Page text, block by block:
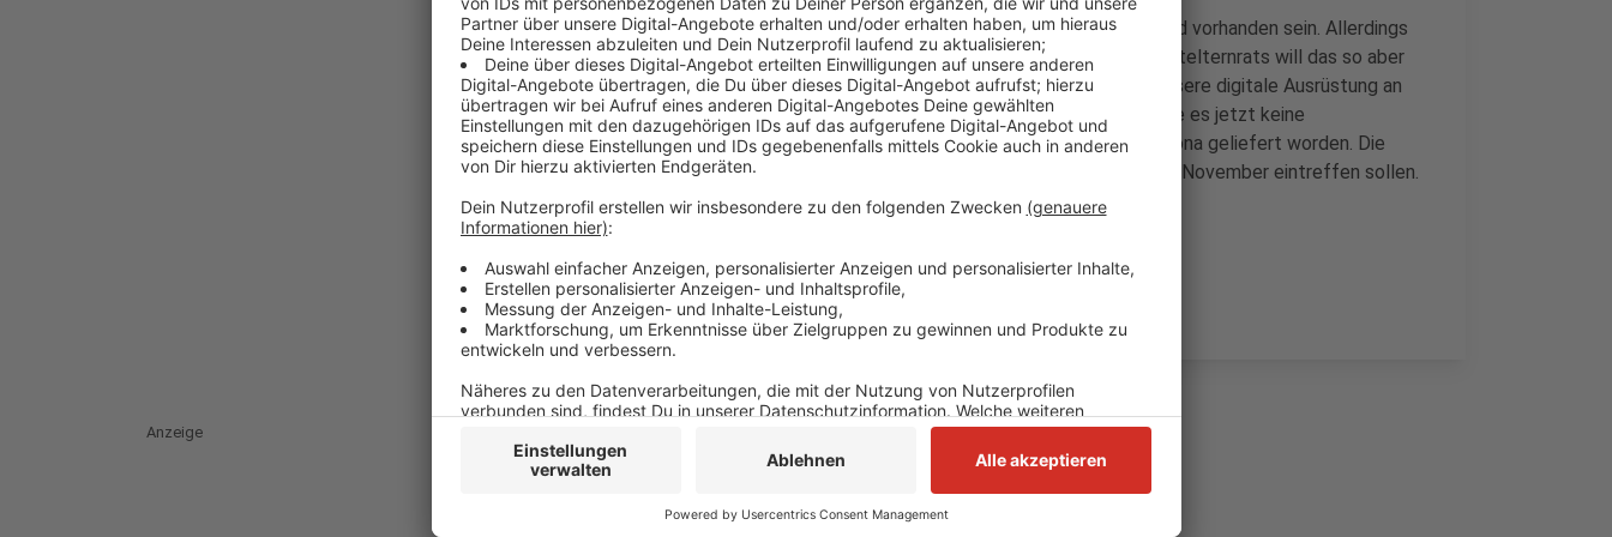
Demnach sollte zum jetzigen Schulstart für jeden Schüler ein iPad vorhanden sein. Allerdings
gibt es Lieferschwierigkeiten. Der Vorsitzende des Neusser Stadtelternrats will das so aber
nicht stehen lassen. Man habe schon vor drei Jahren um eine bessere digitale Ausrüstung an
den Schulen gebeten. Hätte die Stadt schneller gehandelt, würde es jetzt keine
Lieferprobleme geben. Denn dann wären die Geräte noch vor Corona geliefert worden. Die
Stadt gibt an, dass die ersten noch fehlenden iPads wohl Anfang November eintreffen sollen.
Insgesamt ist die Rede von 10.650 iPads.
Anzeige